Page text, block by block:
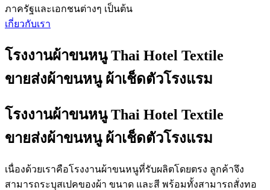
ภาครัฐและเอกชนต่างๆ เป็นต้น
เกี่ยวกับเรา
โรงงานผ้าขนหนู Thai Hotel Textile
ขายส่งผ้าขนหนู ผ้าเช็ดตัวโรงแรม
โรงงานผ้าขนหนู Thai Hotel Textile
ขายส่งผ้าขนหนู ผ้าเช็ดตัวโรงแรม
เนื่องด้วยเราคือโรงงานผ้าขนหนูที่รับผลิตโดยตรง ลูกค้าจึง
สามารถระบุสเปคของผ้า ขนาด และสี พร้อมทั้งสามารถสั่งทอ